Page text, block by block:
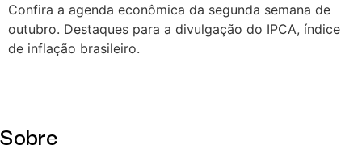
Confira a agenda econômica da segunda semana de
outubro. Destaques para a divulgação do IPCA, índice
de inflação brasileiro.
Sobre